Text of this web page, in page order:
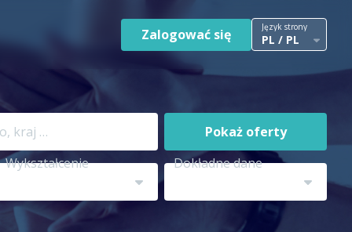
Zalogować się Język strony
PL / PL
Pokaż oferty
Wykształcenie Dokładne dane